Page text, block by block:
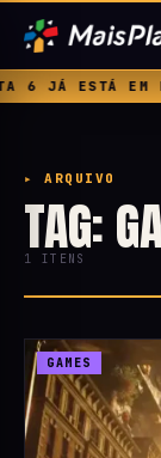
JÁ ESTÁ EM
▸ ARQUIVO
TAG:
1 ITENS
GAMES